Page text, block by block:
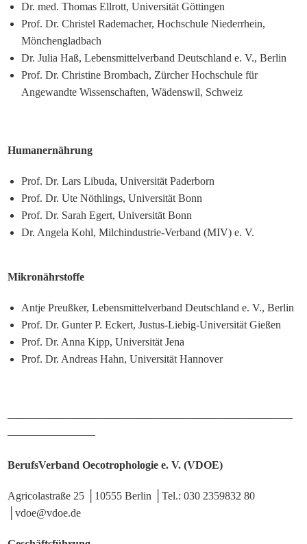
Dr. med. Thomas Ellrott, Universität Göttingen
Prof. Dr. Christel Rademacher, Hochschule Niederrhein,
Mönchengladbach
Dr. Julia Haß, Lebensmittelverband Deutschland e. V., Berlin
Prof. Dr. Christine Brombach, Zürcher Hochschule für
Angewandte Wissenschaften, Wädenswil, Schweiz
Humanernährung
Prof. Dr. Lars Libuda, Universität Paderborn
Prof. Dr. Ute Nöthlings, Universität Bonn
Prof. Dr. Sarah Egert, Universität Bonn
Dr. Angela Kohl, Milchindustrie-Verband (MIV) e. V.
Mikronährstoffe
Antje Preußker, Lebensmittelverband Deutschland e. V., Berlin
Prof. Dr. Gunter P. Eckert, Justus-Liebig-Universität Gießen
Prof. Dr. Anna Kipp, Universität Jena
Prof. Dr. Andreas Hahn, Universität Hannover
——————————————————————————
————————
BerufsVerband Oecotrophologie e. V. (VDOE)
Agricolastraße 25 │10555 Berlin │Tel.: 030 2359832 80
│vdoe@vdoe.de